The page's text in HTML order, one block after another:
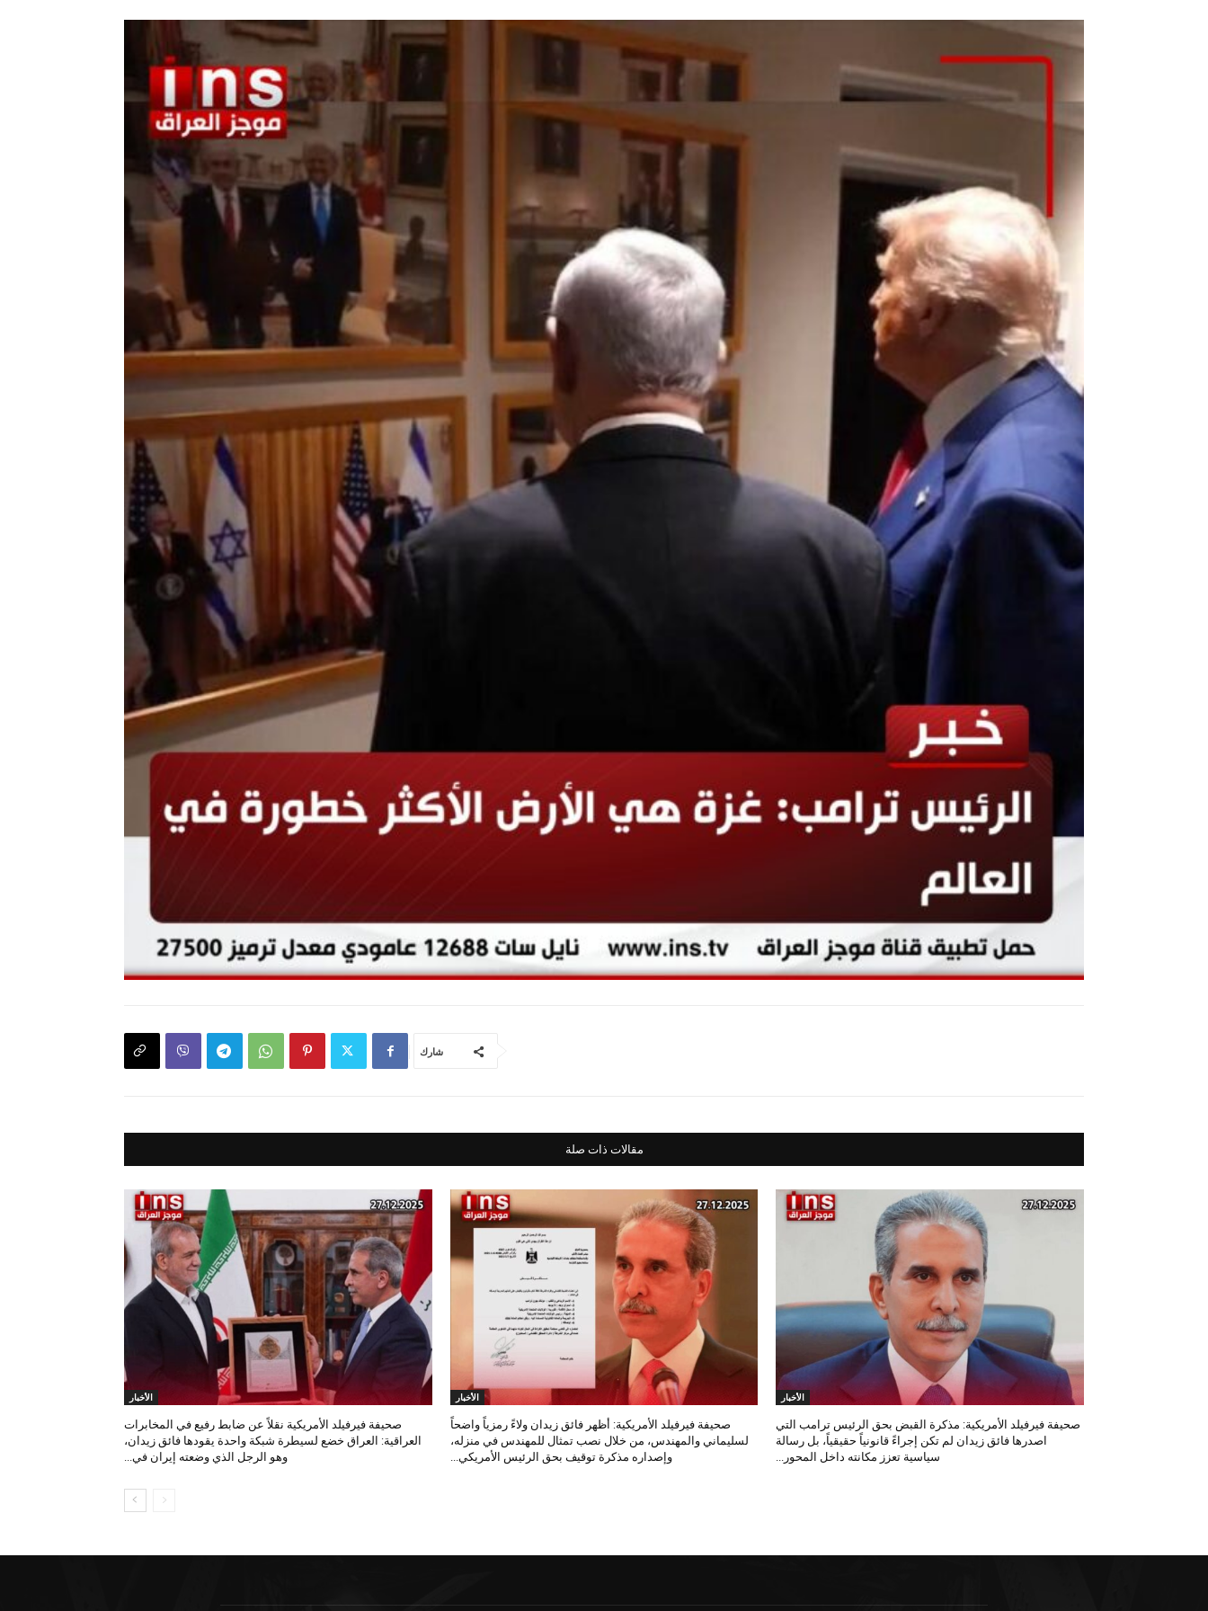
شارك
مقالات ذات صلة
الأخبار
صحيفة فيرفيلد الأمريكية: مذكرة القبض بحق الرئيس ترامب التي
اصدرها فائق زيدان لم تكن إجراءً قانونياً حقيقياً، بل رسالة
سياسية تعزز مكانته داخل المحور...
الأخبار
صحيفة فيرفيلد الأمريكية: أظهر فائق زيدان ولاءً رمزياً واضحاً
لسليماني والمهندس، من خلال نصب تمثال للمهندس في منزله،
وإصداره مذكرة توقيف بحق الرئيس الأمريكي...
الأخبار
صحيفة فيرفيلد الأمريكية نقلاً عن ضابط رفيع في المخابرات
العراقية: العراق خضع لسيطرة شبكة واحدة يقودها فائق زيدان،
وهو الرجل الذي وضعته إيران في...